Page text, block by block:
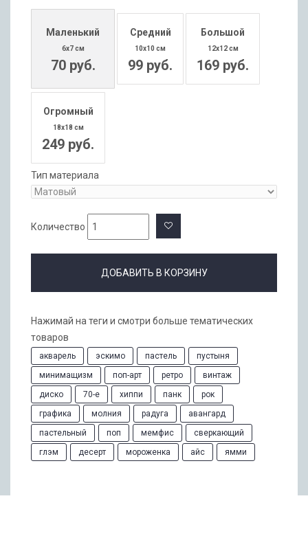
Маленький
6x7 см
70 руб.
Средний
10x10 см
99 руб.
Большой
12x12 см
169 руб.
Огромный
18x18 см
249 руб.
Тип материала
Количество
ДОБАВИТЬ В КОРЗИНУ
Нажимай на теги и смотри больше тематических
товаров
акварель эскимо пастель
пустыня
минимащизм
поп-арт ретро
винтаж
диско
70-е хиппи панк
рок
графика
молния радуга
авангард
пастельный
поп мемфис
сверкающий
глэм
десерт мороженка айс ямми